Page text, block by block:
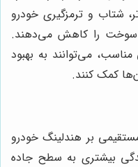
شتاب و ترمزگیری خودرو
سوخت را کاهش می‌دهند.
می‌توانند به بهبود
کمک کنند.
بر هندلینگ خودرو
بیشتری به سطح جاده